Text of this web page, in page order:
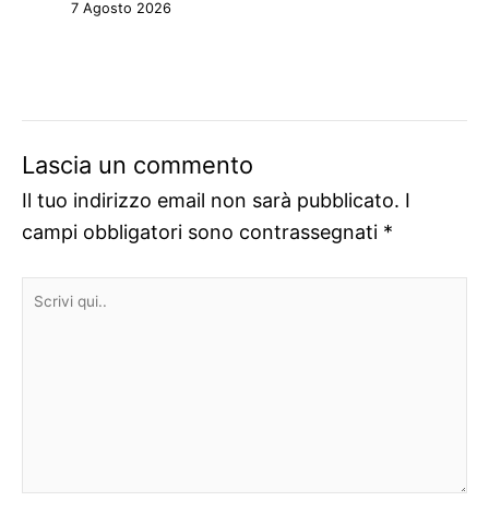
7 Agosto 2026
Lascia un commento
Il tuo indirizzo email non sarà pubblicato. I
campi obbligatori sono contrassegnati *
Scrivi